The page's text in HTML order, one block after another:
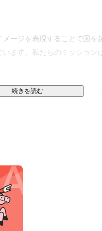
ージを表現することで国を
ます。私たちのミッション
やサービスの魅力をもっと
す。
作会社ではありません『映
成果をあげる』この3つを
続きを読む